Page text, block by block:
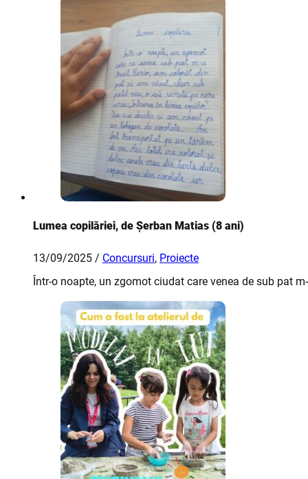
Lumea copilăriei, de Șerban Matias (8 ani)
13/09/2025 / Concursuri, Proiecte
Într-o noapte, un zgomot ciudat care venea de sub pat